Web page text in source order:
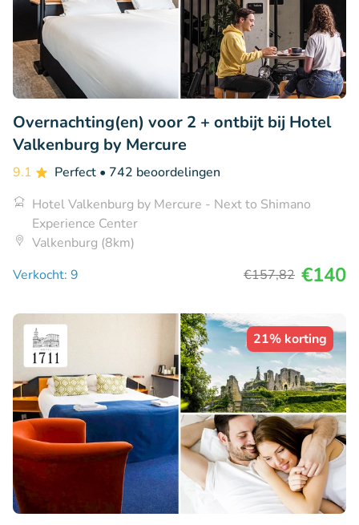
Overnachting(en) voor 2 + ontbijt bij Hotel
Valkenburg by Mercure
9.1 Perfect • 742 beoordelingen
Hotel Valkenburg by Mercure - Next to Shimano
Experience Center
Valkenburg (8km)
Verkocht: 9
€157,82 €140
21% korting